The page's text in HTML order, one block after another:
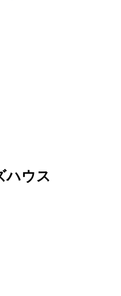
ハウス